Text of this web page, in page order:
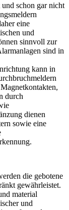
schon gar nicht
eine
und
sinnvoll zur
sind in
kann in
durch
dienen
sowie eine
die gebotene
gewährleistet.
material
und